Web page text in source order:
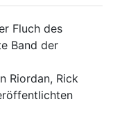
Fluch des
Band der
Riordan, Rick